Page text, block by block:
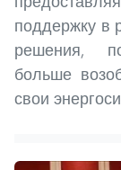
поддержку в
решения,
больше
свои